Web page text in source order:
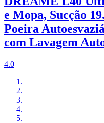
e Mopa, Sucção
Poeira
com Lavagem
4.0